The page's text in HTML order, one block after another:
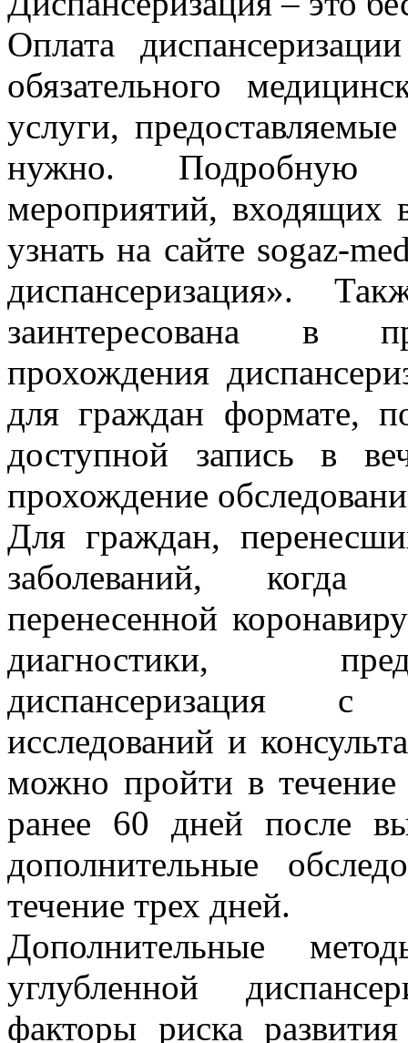
Оплата
обязательного
услуги,
нужно. Подробную
мероприятий, входящих
узнать на сайте sogaz-
диспансеризация».
заинтересована в
прохождения
для граждан формате,
доступной запись в
прохождение
Для граждан,
заболеваний, когда
перенесенной
диагностики,
диспансеризация с
исследований и
можно пройти в течение
ранее 60 дней после
дополнительные
течение трех дней.
Дополнительные
углубленной
факторы риска